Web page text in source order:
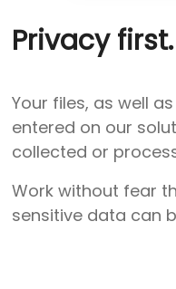
Privacy first.
Your files, as well
entered on our
collected or
Work without fear
sensitive data can